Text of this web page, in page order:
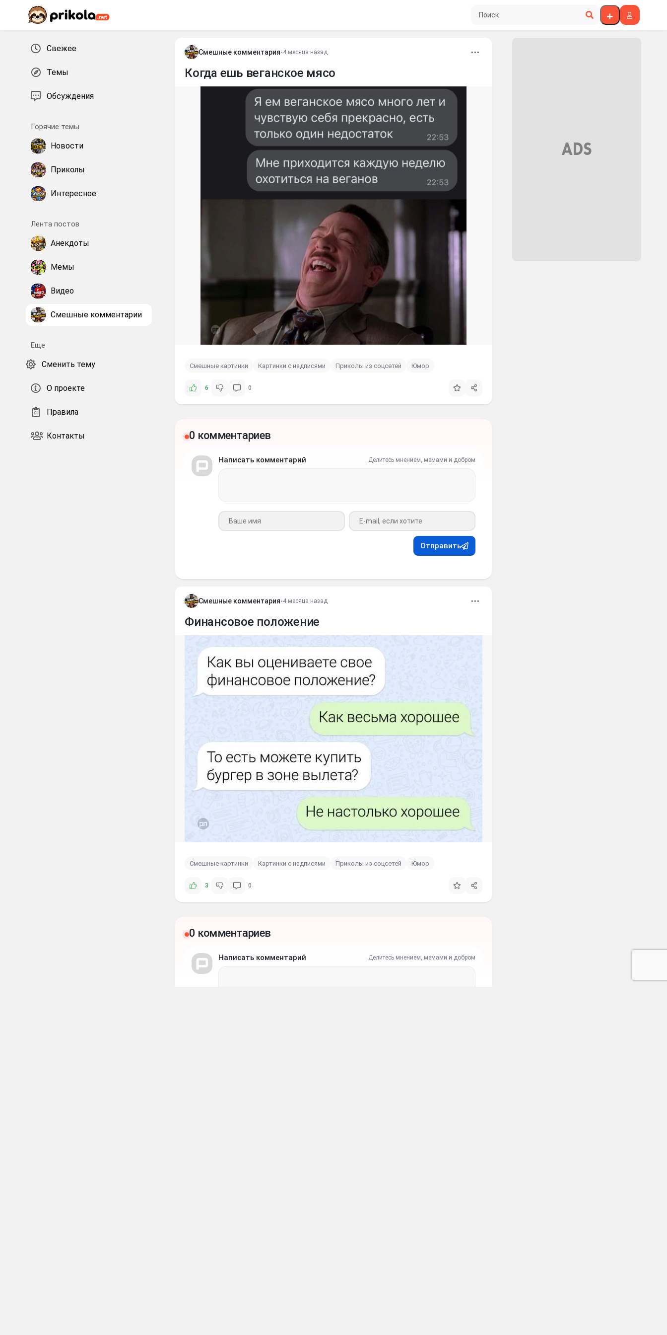
Перейти к контенту
Поиск по сайту
Свежее
Темы
Обсуждения
Горячие темы
Новости
Приколы
Интересное
Лента постов
Анекдоты
Мемы
Видео
Смешные комментарии
Еще
Сменить тему
О проекте
Правила
Контакты
Смешные комментария•4 месяца назад
Когда ешь веганское мясо
Смешные картинки Картинки с надписями Приколы из соцсетей Юмор
6 0
0 комментариев
Написать комментарий Делитесь мнением, мемами и добром
Ваше имя Ваш e-mail
Отправить
Смешные комментария•4 месяца назад
Финансовое положение
Смешные картинки Картинки с надписями Приколы из соцсетей Юмор
3 0
0 комментариев
Написать комментарий Делитесь мнением, мемами и добром